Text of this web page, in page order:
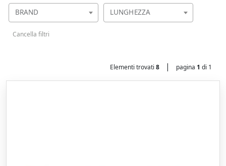
BRAND LUNGHEZZA
Cancella filtri
Elementi trovati 8 | pagina 1 di 1